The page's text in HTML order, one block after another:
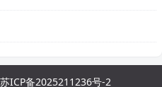
ICP备2025211236号-2